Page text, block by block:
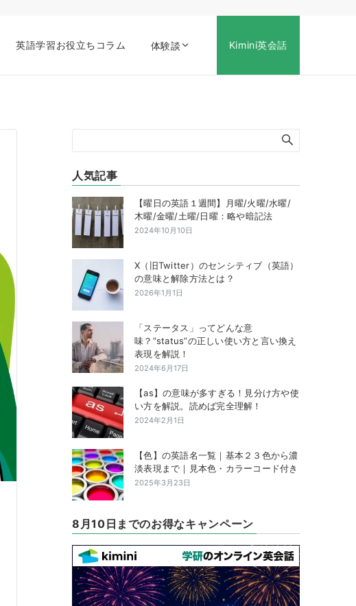
英語学習お役立ちコラム 体験談 Kimini英会話
人気記事
【曜日の英語１週間】月曜/火曜/水曜/
木曜/金曜/土曜/日曜：略や暗記法
2024年10月10日
X（旧Twitter）のセンシティブ（英語）
の意味と解除方法とは？
2026年1月1日
「ステータス」ってどんな意
味？”status”の正しい使い方と言い換え
表現を解説！
2024年6月17日
【as】の意味が多すぎる！見分け方や使
い方を解説。読めば完全理解！
2024年2月1日
【色】の英語名一覧｜基本２３色から濃
淡表現まで｜見本色・カラーコード付き
2025年3月23日
8月10日までのお得なキャンペーン